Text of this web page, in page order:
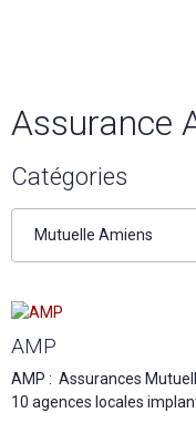
Assurance
Catégories
Mutuelle Amiens
AMP
AMP : Assurances
10 agences locales